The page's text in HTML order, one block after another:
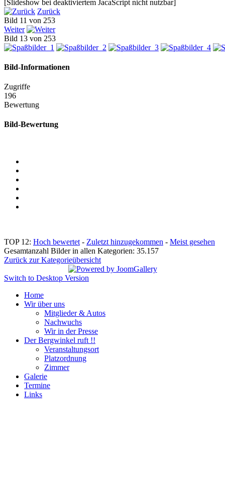
[Slideshow bei deaktiviertem JacaScript nicht nutzbar]
Zurück
Bild 11 von 253
Weiter
Bild 13 von 253
Bild-Informationen
Zugriffe
196
Bewertung
Bild-Bewertung
TOP 12: Hoch bewertet - Zuletzt hinzugekommen - Meist gesehen
Gesamtanzahl Bilder in allen Kategorien: 35.157
Zurück zur Kategorieübersicht
Switch to Desktop Version
Home
Wir über uns
Mitglieder & Autos
Nachwuchs
Wir in der Presse
Der Bergwinkel ruft !!
Veranstaltungsort
Platzordnung
Zimmer
Galerie
Termine
Links